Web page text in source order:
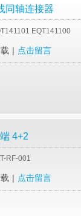
同轴连接器
EQT141100
| 点击留言
4+2
RF-001
| 点击留言